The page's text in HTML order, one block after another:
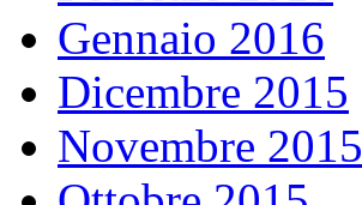
Gennaio 2016
Dicembre 2015
Novembre 2015